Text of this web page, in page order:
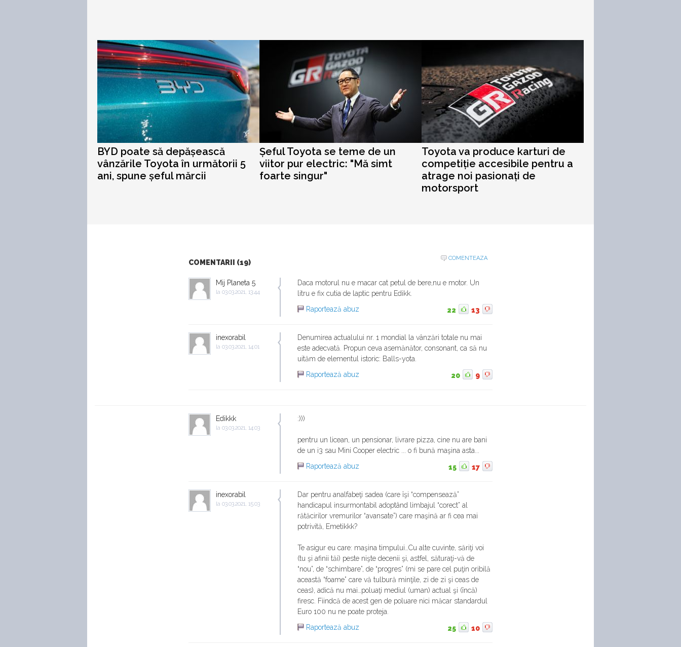
BYD poate să depășească
vânzările Toyota în următorii 5
ani, spune șeful mărcii
Șeful Toyota se teme de un
viitor pur electric: "Mă simt
foarte singur"
Toyota va produce karturi de
competiție accesibile pentru a
atrage noi pasionați de
motorsport
COMENTARII (19)
COMENTEAZA
Mij Planeta 5
la 03.03.2021, 13:44
Daca motorul nu e macar cat petul de bere,nu e motor. Un
litru e fix cutia de laptic pentru Edikk.
Raportează abuz
22 13
inexorabil
la 03.03.2021, 14:01
Denumirea actualului nr. 1 mondial la vânzări totale nu mai
este adecvată. Propun ceva asemănător, consonant, ca să nu
uităm de elementul istoric: Balls-yota.
Raportează abuz
20 9
Edikkk
la 03.03.2021, 14:03
:)))
pentru un licean, un pensionar, livrare pizza, cine nu are bani
de un i3 sau Mini Cooper electric ... o fi bună maşina asta...
Raportează abuz
15 17
inexorabil
la 03.03.2021, 15:03
Dar pentru analfabeţi sadea (care îşi “compensează”
handicapul insurmontabil adoptând limbajul “corect” al
rătăcirilor vremurilor “avansate”) care maşină ar fi cea mai
potrivită, Emetikkk?
Te asigur eu care: maşina timpului…Cu alte cuvinte, săriţi voi
(tu şi afinii tăi) peste nişte decenii şi, astfel, săturaţi-vă de
“nou”, de “schimbare”, de “progres” (mi se pare cel puţin oribilă
această “foame” care vă tulbură minţile, zi de zi şi ceas de
ceas), adică nu mai…poluaţi mediul (uman) actual şi (încă)
firesc. Fiindcă de acest gen de poluare nici măcar standardul
Euro 100 nu ne poate proteja.
Raportează abuz
25 10